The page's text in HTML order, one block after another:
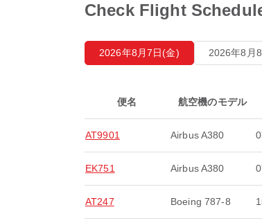
Check Flight
2026年8月7日(金) 2026年8月
便名 航空機のモデル
AT9901 Airbus A380
EK751 Airbus A380
AT247 Boeing 787-8